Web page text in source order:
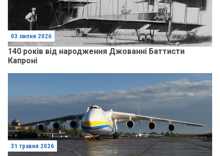
03 липня 2026
140 років від народження Джованні Баттисти
Капроні
31 травня 2026